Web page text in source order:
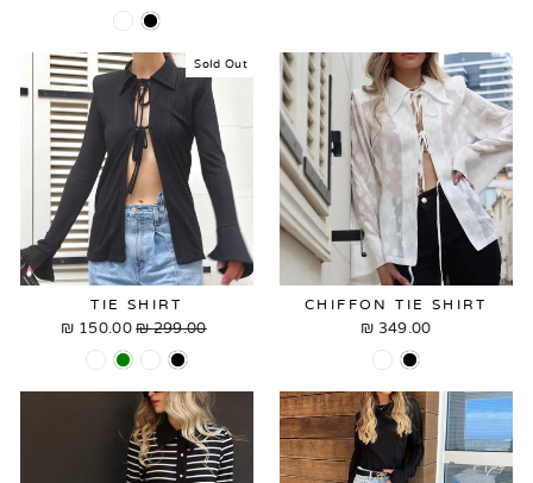
price
CHIFFON TIE SHIRT
349.00 ₪
Sold Out
TIE SHIRT
Regular
price
299.00 ₪
Sale
price
150.00 ₪